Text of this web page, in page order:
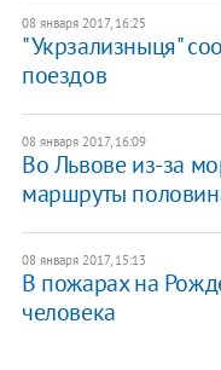
08 января 2017, 16:25
"Укрзализныця"
поездов
08 января 2017, 16:09
Во Львове из-за
маршруты
08 января 2017, 15:13
В пожарах на
человека